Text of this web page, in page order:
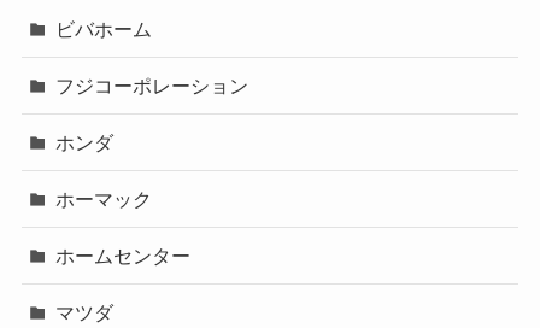
ビバホーム
フジコーポレーション
ホンダ
ホーマック
ホームセンター
マツダ